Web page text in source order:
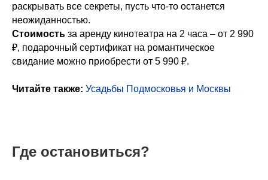
раскрывать все секреты, пусть что-то останется
неожиданностью.
Стоимость за аренду кинотеатра на 2 часа – от 2 990
₽, подарочный сертификат на романтическое
свидание можно приобрести от 5 990 ₽.
Читайте также: Усадьбы Подмосковья и Москвы
Где остановиться?